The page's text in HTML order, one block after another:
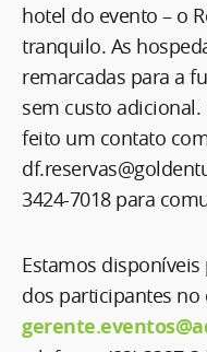
hotel do evento – o
tranquilo. As
remarcadas para a
sem custo
feito um contato
3424-7018 para
Estamos
dos participantes no